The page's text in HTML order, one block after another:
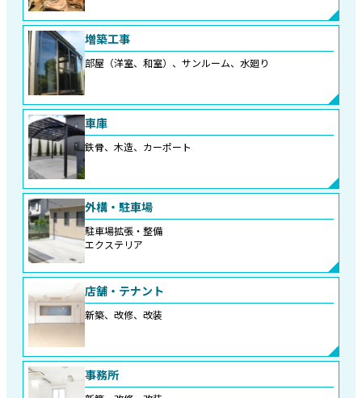
増築工事
部屋（洋室、和室）、サンルーム、水廻り
車庫
鉄骨、木造、カーポート
外構・駐車場
駐車場拡張・整備
エクステリア
店舗・テナント
新築、改修、改装
事務所